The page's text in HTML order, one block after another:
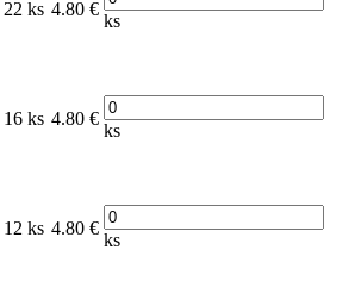
22 ks 4.80 €
ks
16 ks 4.80 €
ks
12 ks 4.80 €
ks